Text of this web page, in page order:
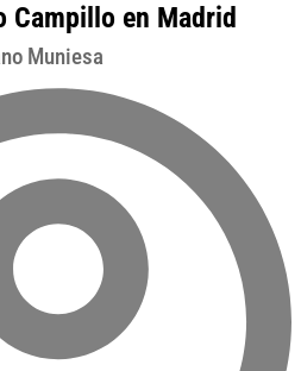
Campillo en Madrid
Muniesa